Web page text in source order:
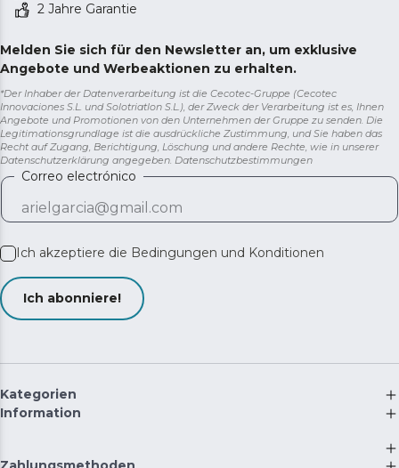
2 Jahre Garantie
Melden Sie sich für den Newsletter an, um exklusive
Angebote und Werbeaktionen zu erhalten.
*Der Inhaber der Datenverarbeitung ist die Cecotec-Gruppe (Cecotec
Innovaciones S.L. und Solotriatlon S.L.), der Zweck der Verarbeitung ist es, Ihnen
Angebote und Promotionen von den Unternehmen der Gruppe zu senden. Die
Legitimationsgrundlage ist die ausdrückliche Zustimmung, und Sie haben das
Recht auf Zugang, Berichtigung, Löschung und andere Rechte, wie in unserer
Datenschutzerklärung angegeben. Datenschutzbestimmungen
Correo electrónico
Ich akzeptiere die Bedingungen und Konditionen
Ich abonniere!
Kategorien
Information